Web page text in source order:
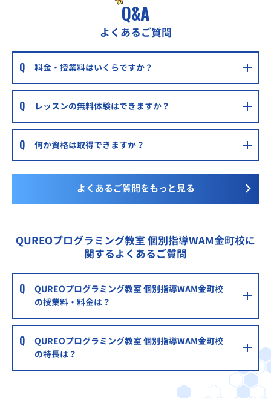
Q&A
よくあるご質問
料金・授業料はいくらですか？
レッスンの無料体験はできますか？
何か資格は取得できますか？
よくあるご質問をもっと見る
QUREOプログラミング教室 個別指導WAM金町校に
関するよくあるご質問
QUREOプログラミング教室 個別指導WAM金町校
の授業料・料金は？
QUREOプログラミング教室 個別指導WAM金町校
の特長は？